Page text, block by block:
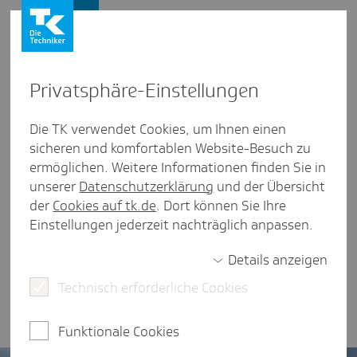
TK-Posi­tionen
Posi­tion aus Baden-Würt­tem­berg
Die Techniker Krankenkasse stellt drei Positionen
zur Gesundheitsversorgung in Baden-
Presse und Politik Gesundheitspolitik
Privat­sphäre-Einstel­lungen
Die TK verwendet Cookies, um Ihnen einen
sicheren und komfortablen Website-Besuch zu
ermöglichen. Weitere Informationen finden Sie in
unserer Datenschutzerklärung und der Übersicht
der Cookies auf tk.de. Dort können Sie Ihre
Einstellungen jederzeit nachträglich anpassen.
Details anzeigen
Technisch erforderliche Cookies
Funktionale Cookies